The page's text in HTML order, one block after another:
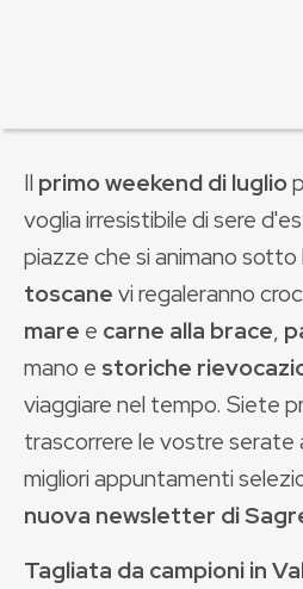
Il primo weekend di luglio
voglia irresistibile di sere
piazze che si animano sotto
toscanevi regaleranno
mare e carne alla brace,
mano e storiche
viaggiare nel tempo. Siete
trascorrere le vostre serate
migliori appuntamenti
nuova newsletter di
Tagliata da campioni in